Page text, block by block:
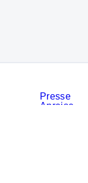
Presse
Anreise